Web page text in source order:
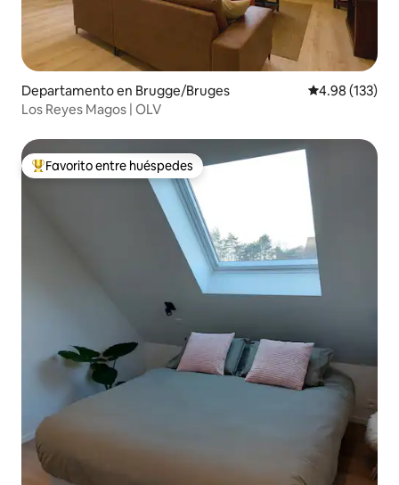
Departamento en Brugge/Bruges Calificación
4.98 (133)
Los Reyes Magos | OLV
De los mejores en Favorito entre huéspedes
Favorito entre huéspedes